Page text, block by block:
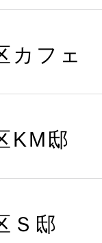
カフェ
KM邸
Ｓ邸